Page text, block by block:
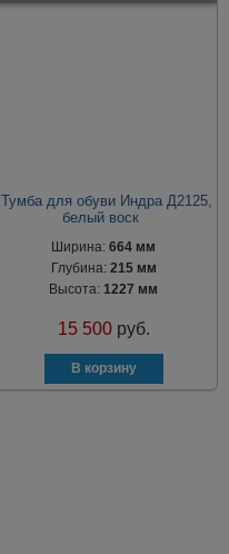
Тумба для обуви Индра Д2125,
белый воск
Ширина:664 мм
Глубина: 215 мм
Высота:1227 мм
15 500 руб.